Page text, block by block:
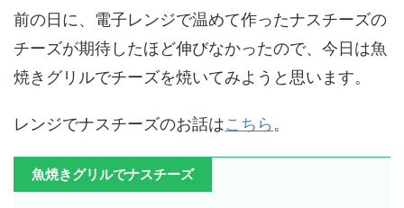
前の日に、電子レンジで温めて作ったナスチーズの
チーズが期待したほど伸びなかったので、今日は魚
焼きグリルでチーズを焼いてみようと思います。
レンジでナスチーズのお話はこちら 。
魚焼きグリルでナスチーズ